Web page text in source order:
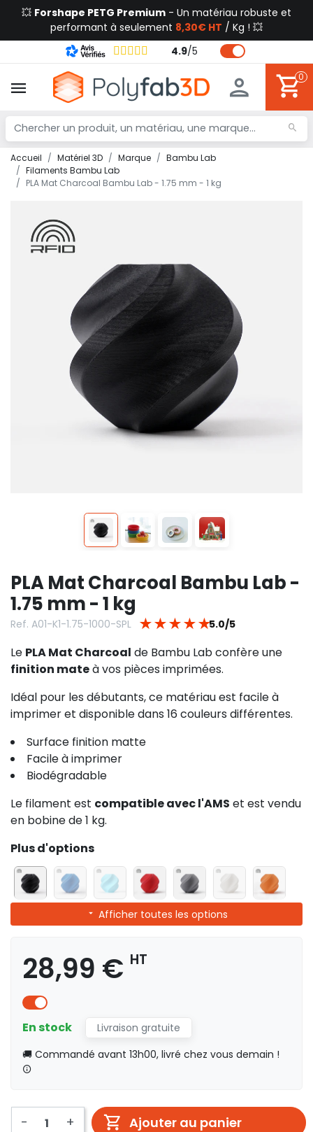
💥 Forshape PETG Premium - Un matériau robuste et
performant à seulement 8,30€ HT / Kg ! 💥
4.9/5
0
Accueil Matériel 3D Marque
Bambu Lab
Filaments Bambu Lab
PLA Mat Charcoal Bambu Lab - 1.75 mm - 1 kg
PLA Mat Charcoal Bambu Lab -
1.75 mm - 1 kg
Ref. A01-K1-1.75-1000-SPL ★ ★ ★ ★ ★5.0/5
Le PLA Mat Charcoal de Bambu Lab confère une
finition mateà vos pièces imprimées.
Idéal pour les débutants, ce matériau est facile à
imprimer et disponible dans 16 couleurs différentes.
Surface finition matte
Facile à imprimer
Biodégradable
Le filament est compatible avec l'AMS et est vendu
en bobine de 1 kg.
Plus d'options
Afficher toutes les options
28,99 € HT
En stock
Livraison gratuite
🚚 Commandé avant 13h00, livré chez vous demain !
- + Ajouter au panier